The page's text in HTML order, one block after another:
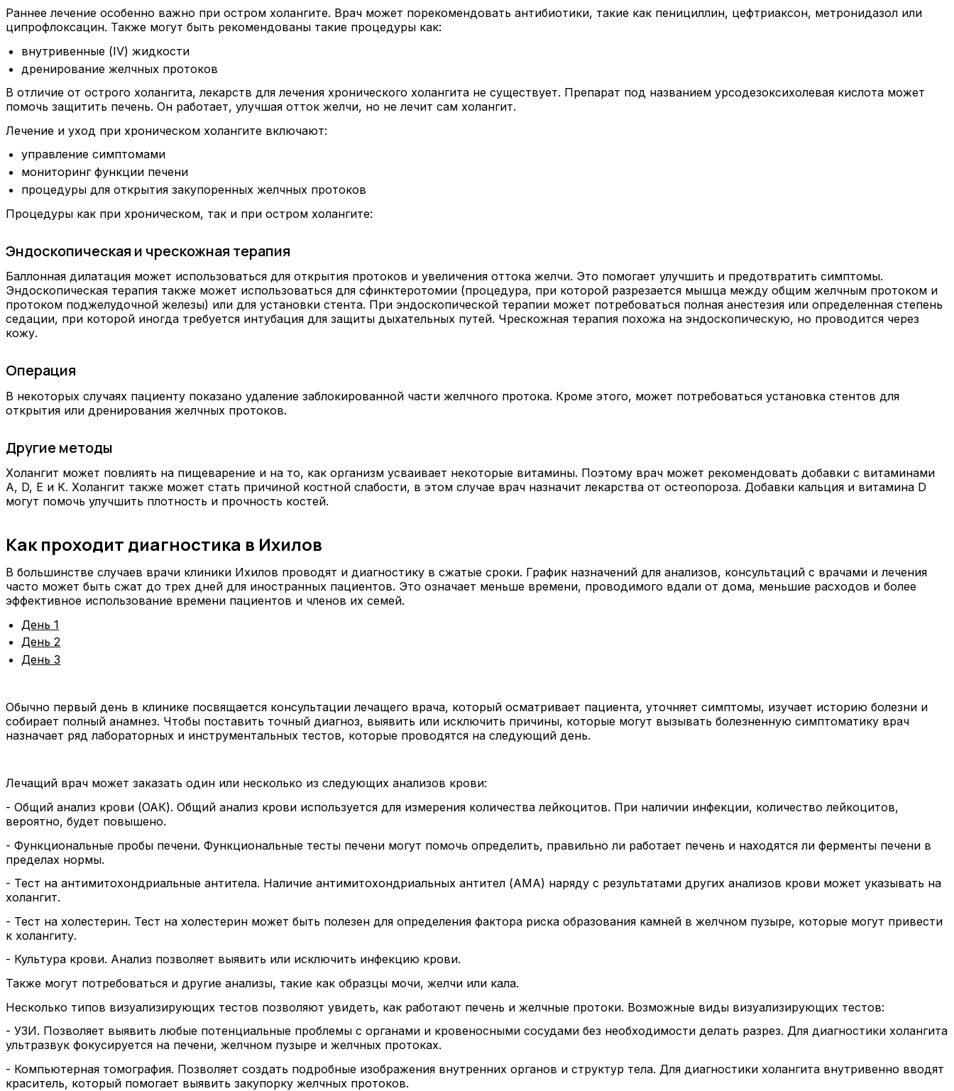
Раннее лечение особенно важно при остром холангите. Врач может порекомендовать антибиотики, такие как пенициллин, цефтриаксон, метронидазол или
ципрофлоксацин. Также могут быть рекомендованы такие процедуры как:
внутривенные (IV) жидкости
дренирование желчных протоков
В отличие от острого холангита, лекарств для лечения хронического холангита не существует. Препарат под названием урсодезоксихолевая кислота может
помочь защитить печень. Он работает, улучшая отток желчи, но не лечит сам холангит.
Лечение и уход при хроническом холангите включают:
управление симптомами
мониторинг функции печени
процедуры для открытия закупоренных желчных протоков
Процедуры как при хроническом, так и при остром холангите:
Эндоскопическая и чрескожная терапия
Баллонная дилатация может использоваться для открытия протоков и увеличения оттока желчи. Это помогает улучшить и предотвратить симптомы.
Эндоскопическая терапия также может использоваться для сфинктеротомии (процедура, при которой разрезается мышца между общим желчным протоком и
протоком поджелудочной железы) или для установки стента. При эндоскопической терапии может потребоваться полная анестезия или определенная степень
седации, при которой иногда требуется интубация для защиты дыхательных путей. Чрескожная терапия похожа на эндоскопическую, но проводится через
кожу.
Операция
В некоторых случаях пациенту показано удаление заблокированной части желчного протока. Кроме этого, может потребоваться установка стентов для
открытия или дренирования желчных протоков.
Другие методы
Холангит может повлиять на пищеварение и на то, как организм усваивает некоторые витамины. Поэтому врач может рекомендовать добавки с витаминами
A, D, E и K. Холангит также может стать причиной костной слабости, в этом случае врач назначит лекарства от остеопороза. Добавки кальция и витамина D
могут помочь улучшить плотность и прочность костей.
Как проходит диагностика в Ихилов
В большинстве случаев врачи клиники Ихилов проводят и диагностику в сжатые сроки. График назначений для анализов, консультаций с врачами и лечения
часто может быть сжат до трех дней для иностранных пациентов. Это означает меньше времени, проводимого вдали от дома, меньшие расходов и более
эффективное использование времени пациентов и членов их семей.
День 1
День 2
День 3
Обычно первый день в клинике посвящается консультации лечащего врача, который осматривает пациента, уточняет симптомы, изучает историю болезни и
собирает полный анамнез. Чтобы поставить точный диагноз, выявить или исключить причины, которые могут вызывать болезненную симптоматику врач
назначает ряд лабораторных и инструментальных тестов, которые проводятся на следующий день.
Лечащий врач может заказать один или несколько из следующих анализов крови:
- Общий анализ крови (ОАК). Общий анализ крови используется для измерения количества лейкоцитов. При наличии инфекции, количество лейкоцитов,
вероятно, будет повышено.
- Функциональные пробы печени. Функциональные тесты печени могут помочь определить, правильно ли работает печень и находятся ли ферменты печени в
пределах нормы.
- Тест на антимитохондриальные антитела. Наличие антимитохондриальных антител (АМА) наряду с результатами других анализов крови может указывать на
холангит.
- Тест на холестерин. Тест на холестерин может быть полезен для определения фактора риска образования камней в желчном пузыре, которые могут привести
к холангиту.
- Культура крови. Анализ позволяет выявить или исключить инфекцию крови.
Также могут потребоваться и другие анализы, такие как образцы мочи, желчи или кала.
Несколько типов визуализирующих тестов позволяют увидеть, как работают печень и желчные протоки. Возможные виды визуализирующих тестов:
- УЗИ. Позволяет выявить любые потенциальные проблемы с органами и кровеносными сосудами без необходимости делать разрез. Для диагностики холангита
ультразвук фокусируется на печени, желчном пузыре и желчных протоках.
- Компьютерная томография. Позволяет создать подробные изображения внутренних органов и структур тела. Для диагностики холангита внутривенно вводят
краситель, который помогает выявить закупорку желчных протоков.